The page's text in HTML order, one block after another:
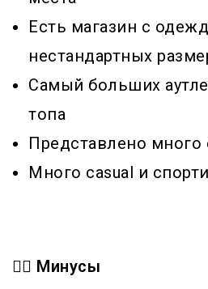
Есть магазин с
нестандартных
Самый больших
топа
Представлено много
Много casual и
👎🏻 Минусы